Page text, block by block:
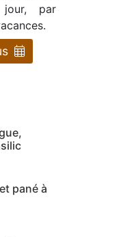
par
pané à